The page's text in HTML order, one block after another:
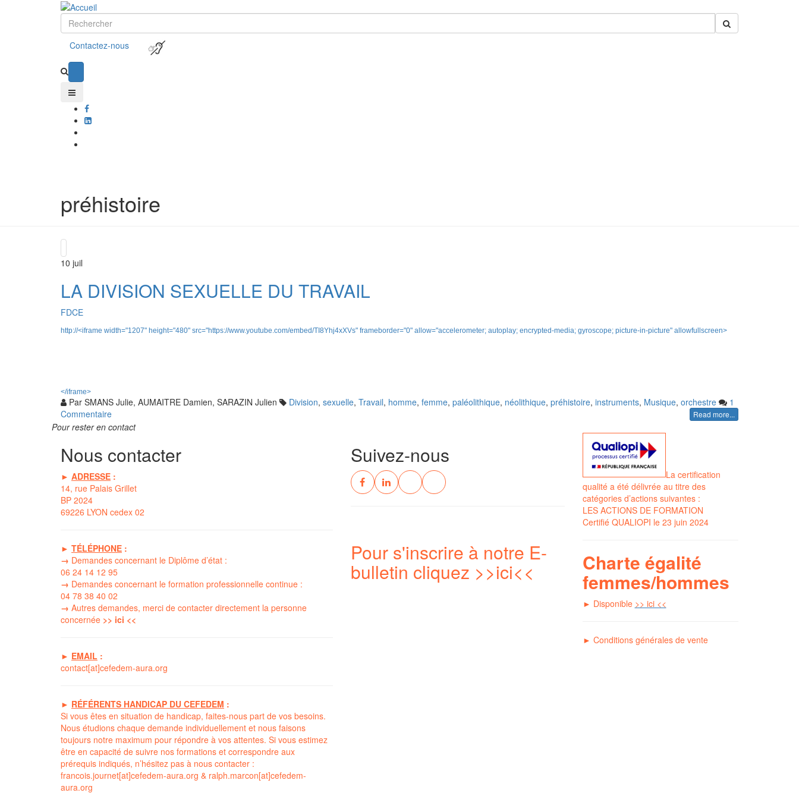
Contactez-nous
préhistoire
10 juil
LA DIVISION SEXUELLE DU TRAVAIL
FDCE
http://<iframe width="1207" height="480" src="https://www.youtube.com/embed/TI8Yhj4xXVs" frameborder="0" allow="accelerometer; autoplay; encrypted-media; gyroscope; picture-in-picture" allowfullscreen>
</iframe>
Par SMANS Julie, AUMAITRE Damien, SARAZIN Julien Division, sexuelle, Travail, homme, femme, paléolithique, néolithique, préhistoire, instruments, Musique, orchestre
1
Commentaire
Read more...
Pour rester en contact
Nous contacter
► ADRESSE :
14, rue Palais Grillet
BP 2024
69226 LYON cedex 02
► TÉLÉPHONE :
→ Demandes concernant le Diplôme d’état :
06 24 14 12 95
→ Demandes concernant le formation professionnelle continue :
04 78 38 40 02
→ Autres demandes, merci de contacter directement la personne
concernée >> ici <<
► EMAIL :
contact[at]cefedem-aura.org
► RÉFÉRENTS HANDICAP DU CEFEDEM :
Si vous êtes en situation de handicap, faites-nous part de vos besoins.
Nous étudions chaque demande individuellement et nous faisons
toujours notre maximum pour répondre à vos attentes. Si vous estimez
être en capacité de suivre nos formations et correspondre aux
prérequis indiqués, n’hésitez pas à nous contacter :
francois.journet[at]cefedem-aura.org & ralph.marcon[at]cefedem-
aura.org
Suivez-nous
Pour s'inscrire à notre E-
bulletin cliquez >>ici<<
La certification
qualité a été délivrée au titre des
catégories d’actions suivantes :
LES ACTIONS DE FORMATION
Certifié QUALIOPI le 23 juin 2024
Charte égalité
femmes/hommes
► Disponible >> ici <<
► Conditions générales de vente